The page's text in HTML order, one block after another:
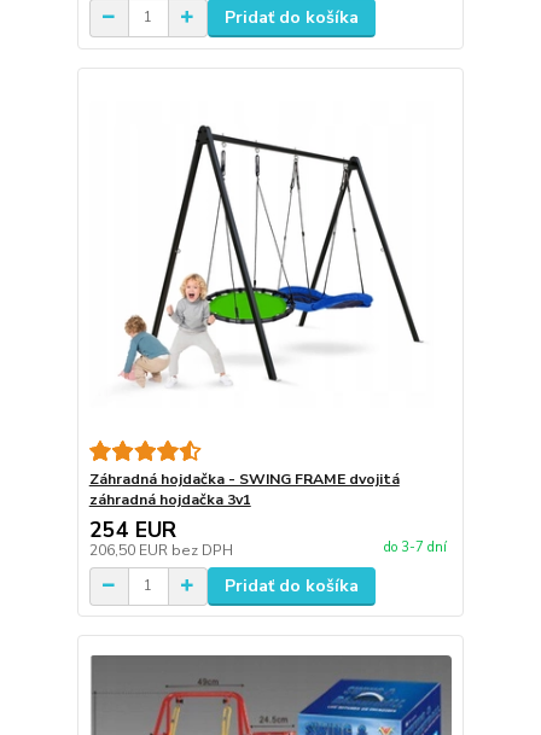
Pridať do košíka
Záhradná hojdačka - SWING FRAME dvojitá
záhradná hojdačka 3v1
254 EUR
206,50 EUR bez DPH do 3-7 dní
Pridať do košíka